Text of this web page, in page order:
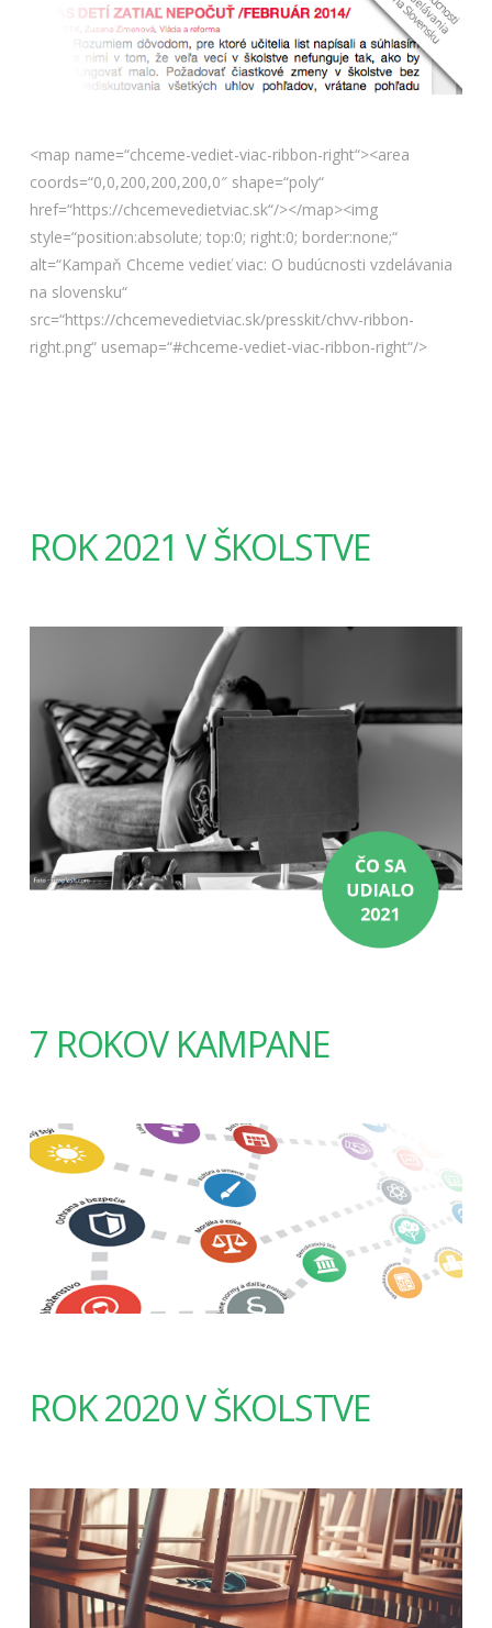
<map name=“chceme-vediet-viac-ribbon-right“><area
coords=“0,0,200,200,200,0″ shape=“poly“
href=“https://chcemevedietviac.sk“/></map><img
style=“position:absolute; top:0; right:0; border:none;“
alt=“Kampaň Chceme vedieť viac: O budúcnosti vzdelávania
na slovensku“
src=“https://chcemevedietviac.sk/presskit/chvv-ribbon-
right.png“ usemap=“#chceme-vediet-viac-ribbon-right“/>
ROK 2021 V ŠKOLSTVE
7 ROKOV KAMPANE
ROK 2020 V ŠKOLSTVE